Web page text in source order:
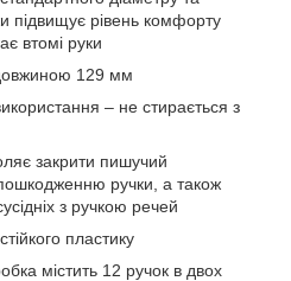
підвищує рівень комфорту
втомі руки
129 мм
– не стирається з
закрити пишучий
ручки, а також
з ручкою речей
пластику
містить 12 ручок в двох